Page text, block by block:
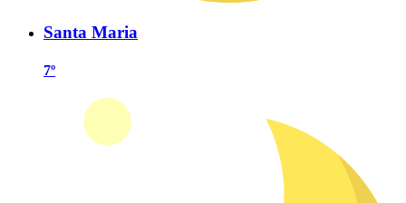
Santa Maria
7º